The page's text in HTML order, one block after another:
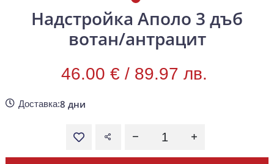
Надстройка Аполо 3 дъб
вотан/антрацит
46.00 € / 89.97 лв.
Доставка:8 дни